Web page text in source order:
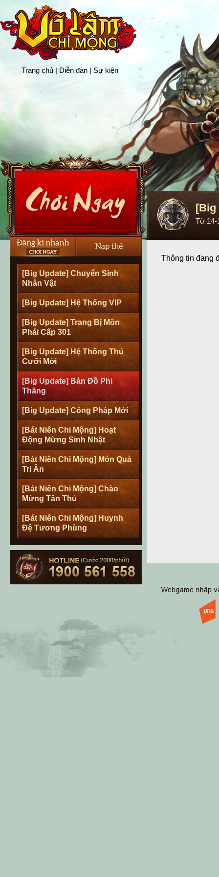
Trang chủ | Diễn đàn | Sự kiện
[Big Update] Chuyển Sinh
Nhân Vật
[Big Update] Hệ Thống VIP
[Big Update] Trang Bị Môn
Phái Cấp 301
[Big Update] Hệ Thống Thú
Cưỡi Mới
[Big Update] Bản Đồ Phi
Thăng
[Big Update] Công Pháp Mới
[Bát Niên Chi Mộng] Hoạt
Động Mừng Sinh Nhật
[Bát Niên Chi Mộng] Món Quà
Tri Ân
[Bát Niên Chi Mộng] Chào
Mừng Tân Thủ
[Bát Niên Chi Mộng] Huynh
Đệ Tương Phùng
[Big
Từ 14-
Thông tin đang